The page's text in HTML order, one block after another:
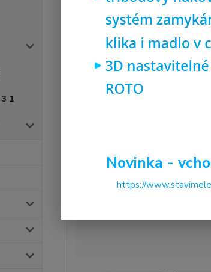
1
Novinka -
https://